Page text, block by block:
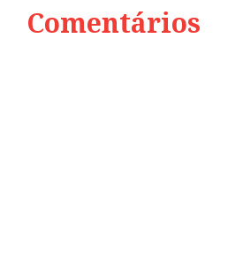
Comentários